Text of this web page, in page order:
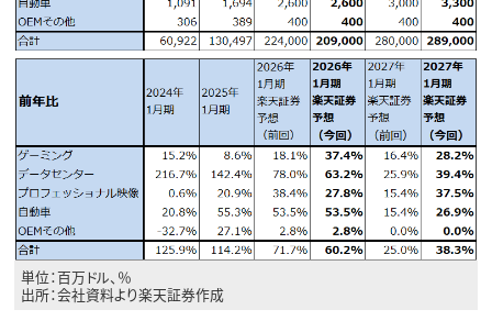
単位：百万ドル、％
出所：会社資料より楽天証券作成